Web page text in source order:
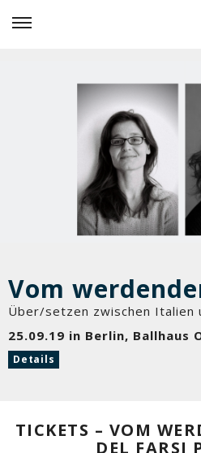
25.09.19 in Berlin, Ballhaus
Details
TICKETS – VOM
DEL FARSI